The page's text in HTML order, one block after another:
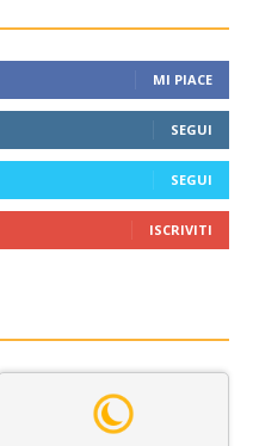
MI PIACE
SEGUI
SEGUI
ISCRIVITI